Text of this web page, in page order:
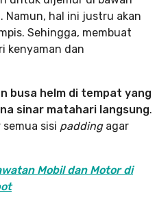
Namun, hal ini justru akan
Sehingga, membuat
kenyaman dan
busa helm di tempat yang
sinar matahari langsung.
sisi paddingagar
Mobil dan Motor di